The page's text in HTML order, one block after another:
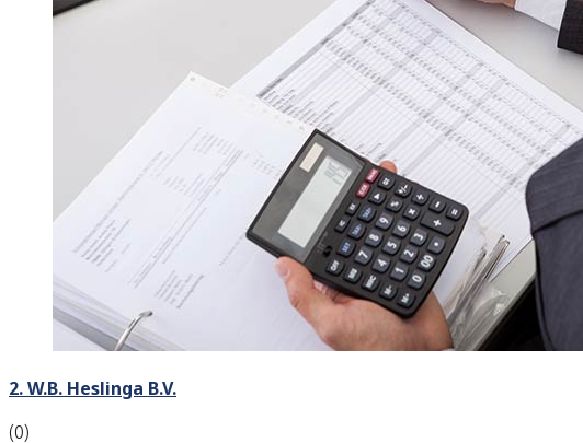
2. W.B. Heslinga B.V.
(0)